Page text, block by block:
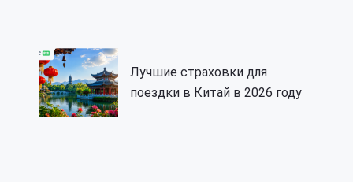
Лучшие страховки для
поездки в Китай в 2026 году